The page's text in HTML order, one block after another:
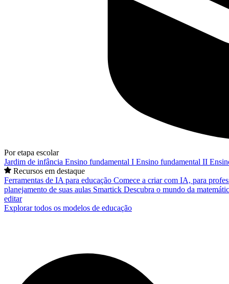
Por etapa escolar
Jardim de infância Ensino fundamental I Ensino fundamental II
Recursos em destaque
Ferramentas de IA para educação Comece a criar com IA, para
planejamento de suas aulas Smartick Descubra o mundo da
editar
Explorar todos os modelos de educação